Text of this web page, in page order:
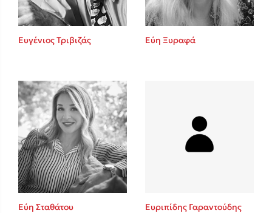
Ευγένιος Τριβιζάς Εύη Ξυραφά
Εύη Σταθάτου Ευριπίδης Γαραντούδης